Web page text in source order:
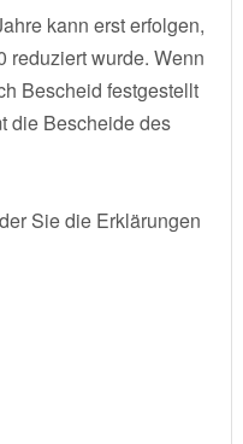
kann erst erfolgen,
reduziert wurde. Wenn
Bescheid festgestellt
die Bescheide des
Sie die Erklärungen